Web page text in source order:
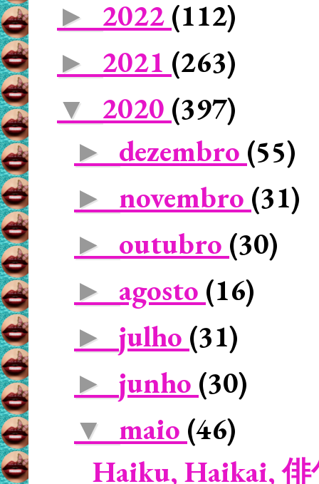
► 2022 (112)
► 2021 (263)
▼ 2020 (397)
► dezembro (55)
► novembro (31)
► outubro (30)
► agosto (16)
► julho (31)
► junho (30)
▼ maio (46)
Haiku, Haikai,